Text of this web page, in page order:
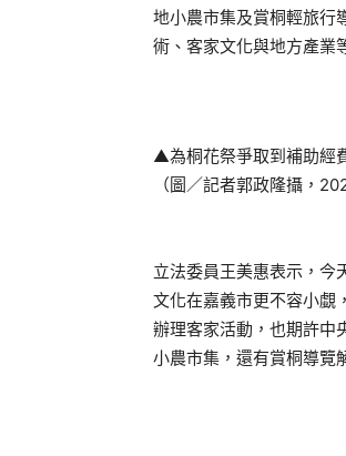
地小農市集及賞桐輕旅行
術、客家文化與地方產業
▲為桐花祭爭取到補助經
（圖／記者郭政隆攝，
立法委員王美惠表示，今
文化在嘉義市更不容小覷
辦理客家活動，也期許中
小農市集，還有賞桐導覽